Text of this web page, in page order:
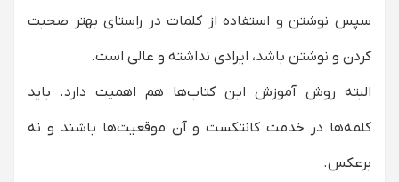
سپس نوشتن و استفاده از کلمات در راستای بهتر صحبت
کردن و نوشتن باشد، ایرادی نداشته و عالی است.‌
البته روش آموزش این کتاب‌ها هم اهمیت دارد. باید
کلمه‌ها در خدمت کانتکست‌ و آن موقعیت‌ها باشند و نه
برعکس‌.